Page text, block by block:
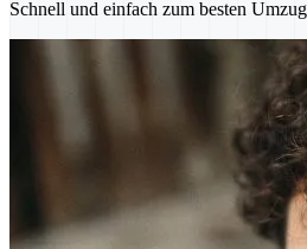
Schnell und einfach zum besten